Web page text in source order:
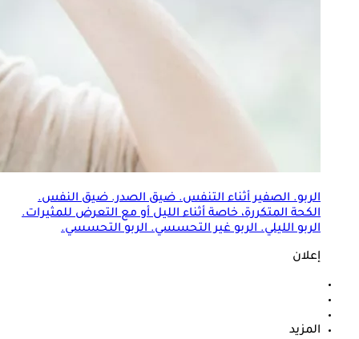
الربو. الصفير أثناء التنفس. ضيق الصدر. ضيق النفس.
الكحة المتكررة، خاصة أثناء الليل أو مع التعرض للمثيرات.
الربوالليلي. الربوغير التحسسي. الربوالتحسسي.
إعلان
المزيد